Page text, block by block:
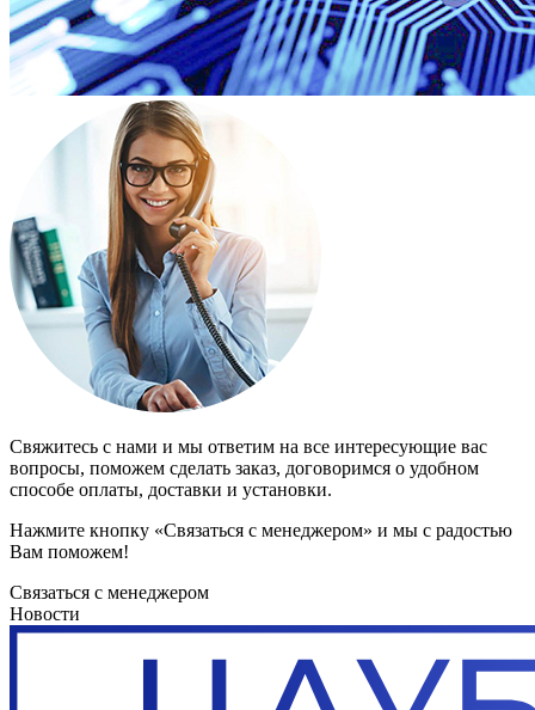
Свяжитесь с нами и мы ответим на все интересующие вас
вопросы, поможем сделать заказ, договоримся о удобном
способе оплаты, доставки и установки.
Нажмите кнопку «Связаться с менеджером» и мы с радостью
Вам поможем!
Связаться с менеджером
Новости